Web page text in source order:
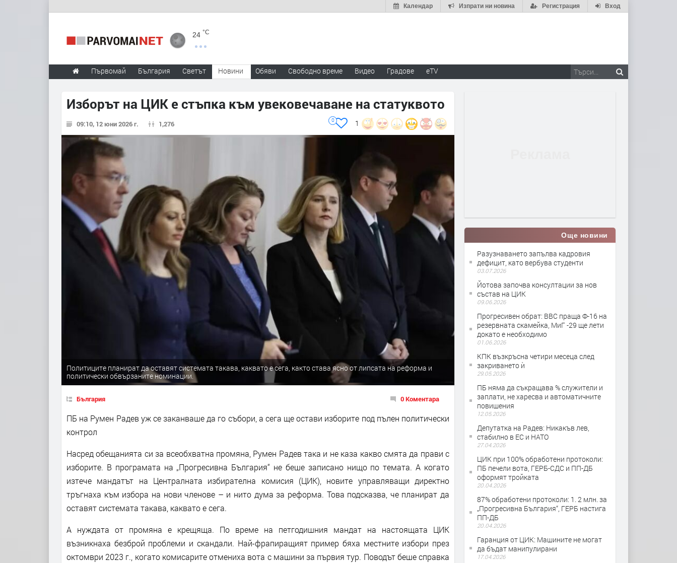
Вход
Регистрация
Изпрати ни новина
Календар
24 °C
Първомай България Светът Новини Обяви Свободно време Видео Градове eTV
Изборът на ЦИК е стъпка към увековечаване на статуквото
09:10, 12 юни 2026 г. 1,276 1
0
Политиците планират да оставят системата такава, каквато е сега, както става ясно от липсата на реформа и
политически обвързаните номинации.
България 0 Коментара
ПБ на Румен Радев уж се заканваше да го събори, а сега ще остави изборите под пълен политически
контрол
Насред обещанията си за всеобхватна промяна, Румен Радев така и не каза какво смята да прави с
изборите. В програмата на „Прогресивна България“ не беше записано нищо по темата. А когато
изтече мандатът на Централната избирателна комисия (ЦИК), новите управляващи директно
тръгнаха към избора на нови членове – и нито дума за реформа. Това подсказва, че планират да
оставят системата такава, каквато е сега.
А нуждата от промяна е крещяща. По време на петгодишния мандат на настоящата ЦИК
възникнаха безброй проблеми и скандали. Най-фрапиращият пример бяха местните избори през
октомври 2023 г., когато комисарите отмениха вота с машини за първия тур. Поводът беше справка
Още новини
Разузнаването запълва кадровия
дефицит, като вербува студенти
03.07.2026
Йотова започва консултации за нов
състав на ЦИК
09.06.2026
Прогресивен обрат: ВВС праща Ф-16 на
резервната скамейка, МиГ -29 ще лети
докато е необходимо
01.06.2026
КПК възкръсна четири месеца след
закриването ѝ
29.05.2026
ПБ няма да съкращава % служители и
заплати, не харесва и автоматичните
повишения
12.05.2026
Депутатка на Радев: Никакъв лев,
стабилно в ЕС и НАТО
27.04.2026
ЦИК при 100% обработени протоколи:
ПБ печели вота, ГЕРБ-СДС и ПП-ДБ
оформят тройката
20.04.2026
87% обработени протоколи: 1. 2 млн. за
„Прогресивна България“, ГЕРБ настига
ПП-ДБ
20.04.2026
Гаранция от ЦИК: Машините не могат
да бъдат манипулирани
17.04.2026